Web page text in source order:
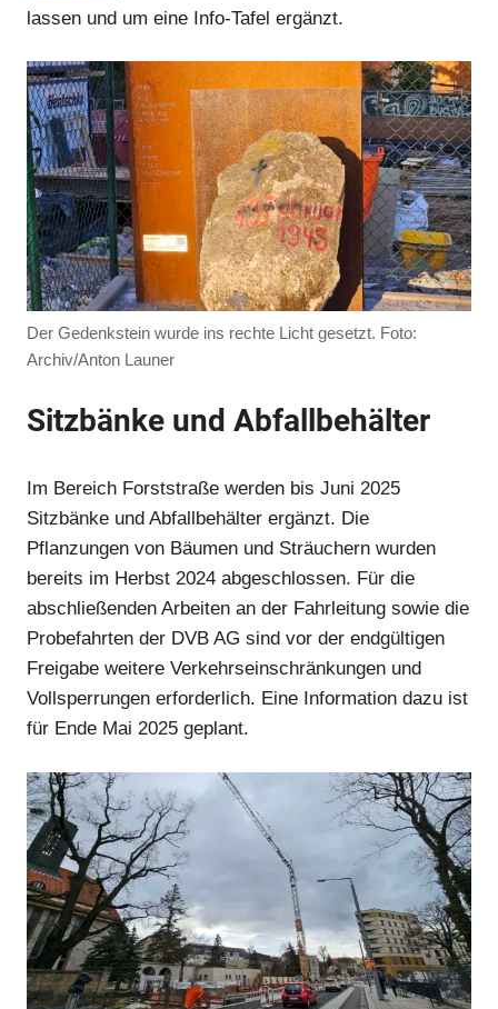
Anzeige
Anzeige
Anzeige
lassen und um eine Info-Tafel ergänzt.
Der Gedenkstein wurde ins rechte Licht gesetzt. Foto:
Archiv/Anton Launer
Sitzbänke und Abfallbehälter
Im Bereich Forststraße werden bis Juni 2025
Sitzbänke und Abfallbehälter ergänzt. Die
Pflanzungen von Bäumen und Sträuchern wurden
bereits im Herbst 2024 abgeschlossen. Für die
abschließenden Arbeiten an der Fahrleitung sowie die
Probefahrten der DVB AG sind vor der endgültigen
Freigabe weitere Verkehrseinschränkungen und
Vollsperrungen erforderlich. Eine Information dazu ist
für Ende Mai 2025 geplant.